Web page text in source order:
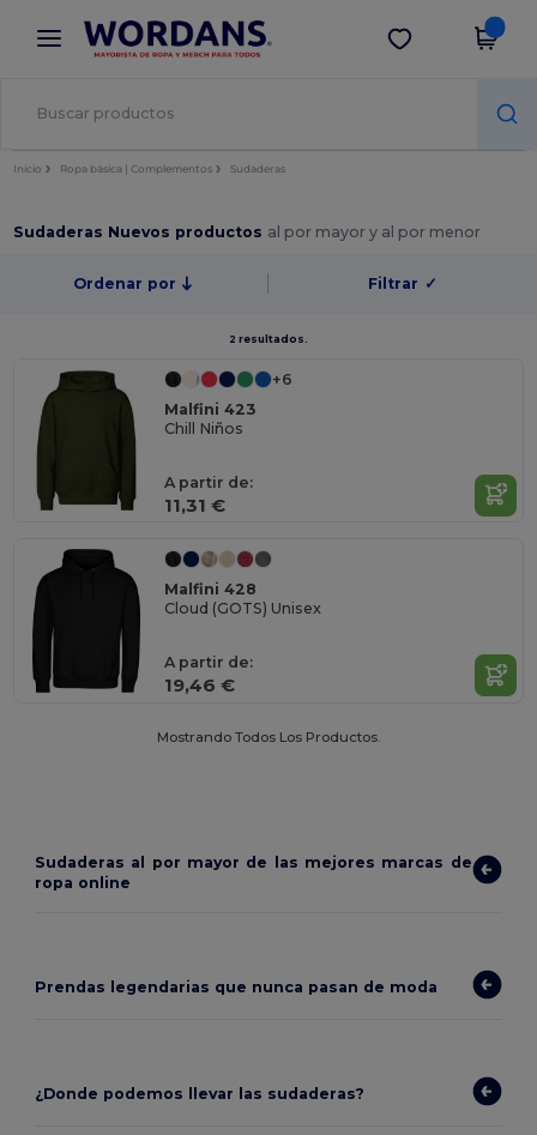
× App de Wordans
¡Mejores precios en app!
Descargar app
Inicio Ropa básica | Complementos Sudaderas
Sudaderas Nuevos productos al por mayor y al por menor
Ordenar por Filtrar ✓
2 resultados.
+6
Malfini 423
Chill Niños
A partir de:
11,31 €
Malfini 428
Cloud (GOTS) Unisex
A partir de:
19,46 €
Mostrando Todos Los Productos.
Sudaderas al por mayor de las mejores marcas de
ropa online
Prendas legendarias que nunca pasan de moda
¿Donde podemos llevar las sudaderas?